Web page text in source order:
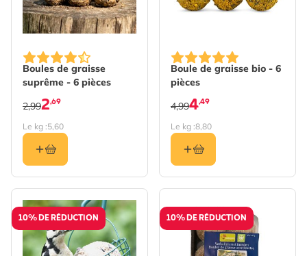
Boules de graisse
suprême - 6 pièces
2,69
2,99
Le kg :5,60
Boule de graisse bio - 6
pièces
4,49
4,99
Le kg :8,80
10% DE RÉDUCTION 10% DE RÉDUCTION